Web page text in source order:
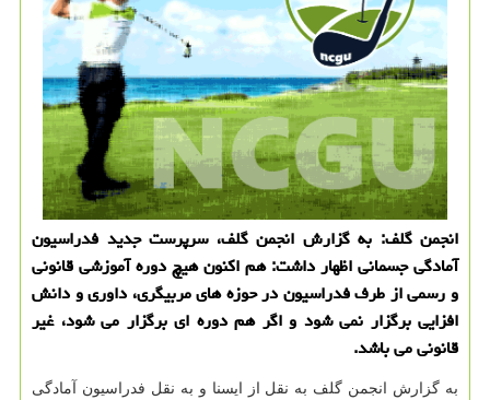
انجمن گلف: به گزارش انجمن گلف، سرپرست جدید فدراسیون
آمادگی جسمانی اظهار داشت: هم اکنون هیچ دوره آموزشی قانونی
و رسمی از طرف فدراسیون در حوزه های مربیگری، داوری و دانش
افزایی برگزار نمی شود و اگر هم دوره ای برگزار می شود، غیر
قانونی می باشد.
به گزارش انجمن گلف به نقل از ایسنا و به نقل فدراسیون آمادگی